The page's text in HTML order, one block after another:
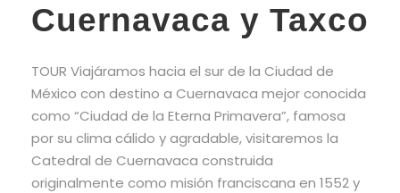
Cuernavaca y Taxco
TOUR Viajáramos hacia el sur de la Ciudad de
México con destino a Cuernavaca mejor conocida
como “Ciudad de la Eterna Primavera”, famosa
por su clima cálido y agradable, visitaremos la
Catedral de Cuernavaca construida
originalmente como misión franciscana en 1552 y